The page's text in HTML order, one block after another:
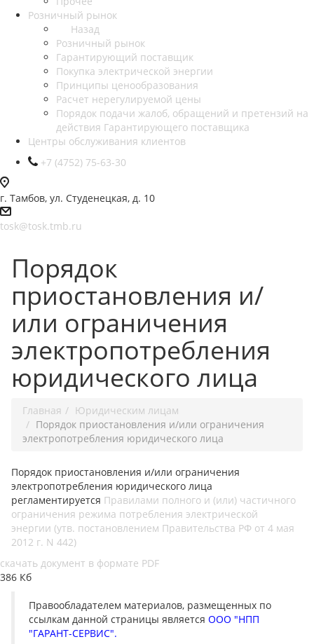
Розничный рынок
Назад
Розничный рынок
Гарантирующий поставщик
Покупка электрической энергии
Принципы ценообразования
Расчет нерегулируемой цены
Порядок подачи жалоб, обращений и претензий на
действия Гарантирующего поставщика
Центры обслуживания клиентов
+7 (4752) 75-63-30
г. Тамбов, ул. Студенецкая, д. 10
tosk@tosk.tmb.ru
Порядок
приостановления и/
или ограничения
электропотребления
юридического лица
Главная
Юридическим лицам
Порядок приостановления и/или ограничения
электропотребления юридического лица
Порядок приостановления и/или ограничения
электропотребления юридического лица
регламентируется Правилами полного и (или) частичного
ограничения режима потребления электрической
энергии (утв. постановлением Правительства РФ от 4 мая
2012 г. N 442)
скачать документ в формате PDF
386 Кб
Правообладателем материалов, размещенных по
ссылкам данной страницы является ООО "НПП
"ГАРАНТ-СЕРВИС".